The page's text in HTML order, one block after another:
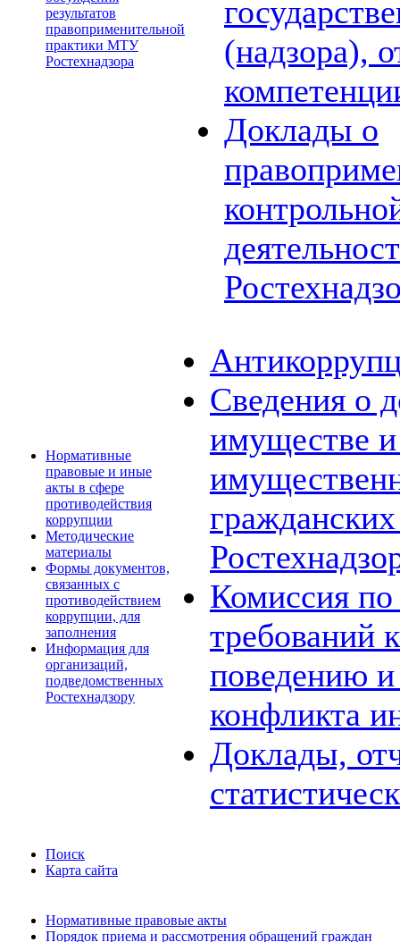
результатов
правоприменительной
практики МТУ
Ростехнадзора
(надзора),
Доклады о
Нормативные
правовые и иные
акты в сфере
противодействия
коррупции
Методические
материалы
Формы документов,
связанных с
противодействием
коррупции, для
заполнения
Информация для
организаций,
подведомственных
Ростехнадзору
Сведения о
имуществе и
Комиссия
требований
поведению
конфликта
Доклады,
Поиск
Карта сайта
Нормативные правовые акты
Порядок приема и рассмотрения обращений граждан